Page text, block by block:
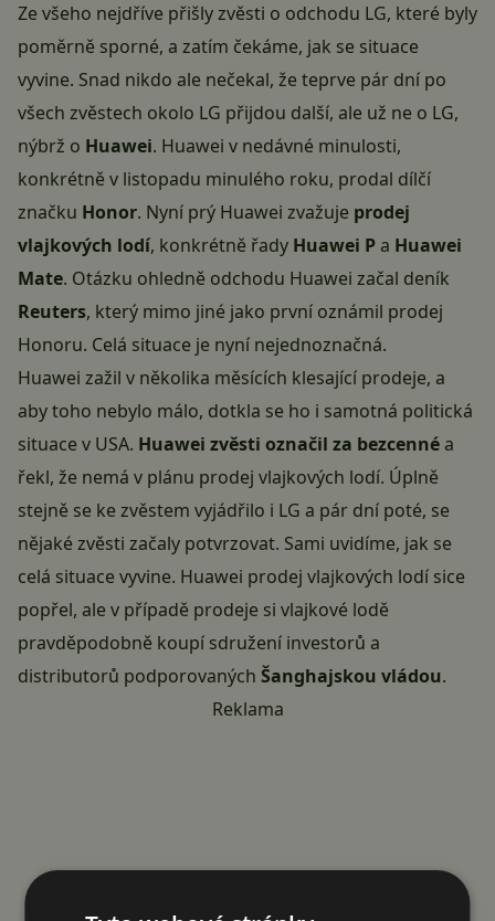
Ze všeho nejdříve přišly zvěsti o odchodu LG, které byly
poměrně sporné, a zatím čekáme, jak se situace
vyvine. Snad nikdo ale nečekal, že teprve pár dní po
všech zvěstech okolo LG přijdou další, ale už ne o LG,
nýbrž o Huawei. Huawei v nedávné minulosti,
konkrétně v listopadu minulého roku, prodal dílčí
značku Honor. Nyní prý Huawei zvažuje prodej
vlajkových lodí, konkrétně řady Huawei Pa Huawei
Mate. Otázku ohledně odchodu Huawei začal deník
Reuters, který mimo jiné jako první oznámil prodej
Honoru. Celá situace je nyní nejednoznačná.
Huawei zažil v několika měsících klesající prodeje, a
aby toho nebylo málo, dotkla se ho i samotná politická
situace v USA. Huawei zvěsti označil za bezcennéa
řekl, že nemá v plánu prodej vlajkových lodí. Úplně
stejně se ke zvěstem vyjádřilo i LG a pár dní poté, se
nějaké zvěsti začaly potvrzovat. Sami uvidíme, jak se
celá situace vyvine. Huawei prodej vlajkových lodí sice
popřel, ale v případě prodeje si vlajkové lodě
pravděpodobně koupí sdružení investorů a
distributorů podporovaných Šanghajskou vládou.
Reklama